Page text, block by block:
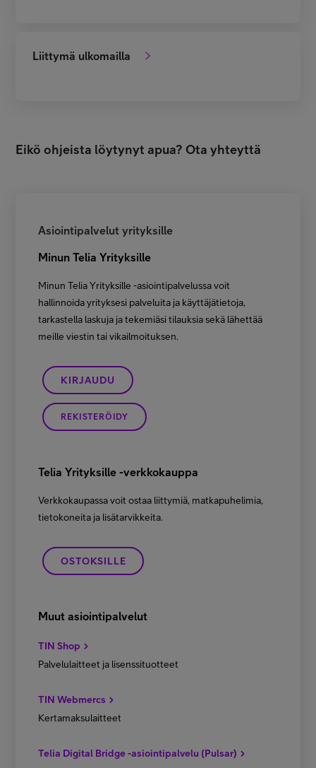
Liittymä ulkomailla
Eikö ohjeista löytynyt apua? Ota yhteyttä
Asiointipalvelut yrityksille
Minun Telia Yrityksille
Minun Telia Yrityksille -asiointipalvelussa voit
hallinnoida yrityksesi palveluita ja käyttäjätietoja,
tarkastella laskuja ja tekemiäsi tilauksia sekä lähettää
meille viestin tai vikailmoituksen.
KIRJAUDU
REKISTERÖIDY
Telia Yrityksille -verkkokauppa
Verkkokaupassa voit ostaa liittymiä, matkapuhelimia,
tietokoneita ja lisätarvikkeita.
OSTOKSILLE
Muut asiointipalvelut
TIN Shop
Palvelulaitteet ja lisenssituotteet
TIN Webmercs
Kertamaksulaitteet
Telia Digital Bridge -asiointipalvelu (Pulsar)